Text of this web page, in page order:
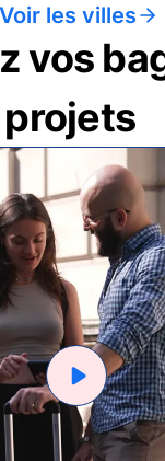
Voir les villes
vos
projets